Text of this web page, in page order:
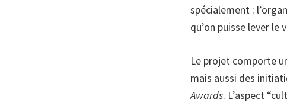
spécialement :
qu’on puisse lever
Le projet comporte
mais aussi des
Awards. L’aspect